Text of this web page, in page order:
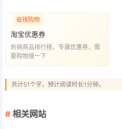
省钱购物
淘宝优惠券
热销商品排行榜，专属优惠券，需
要购物搜一下
共计51个字，预计阅读时长1分钟。
相关网站